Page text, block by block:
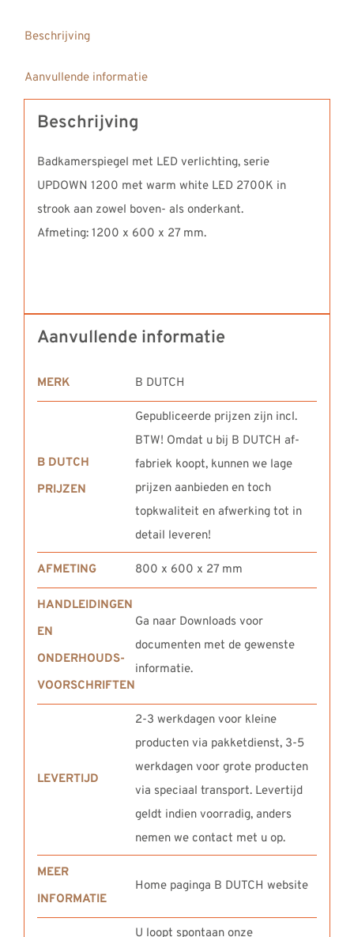
UPDOWN
aantal
Beschrijving
Aanvullende informatie
Beschrijving
Badkamerspiegel met LED verlichting, serie
UPDOWN 1200 met warm white LED 2700K in
strook aan zowel boven- als onderkant.
Afmeting: 1200 x 600 x 27 mm.
Aanvullende informatie
MERK B DUTCH
B DUTCH
PRIJZEN
Gepubliceerde prijzen zijn incl.
BTW! Omdat u bij B DUTCH af-
fabriek koopt, kunnen we lage
prijzen aanbieden en toch
topkwaliteit en afwerking tot in
detail leveren!
AFMETING 800 x 600 x 27 mm
HANDLEIDINGEN
EN
ONDERHOUDS-
VOORSCHRIFTEN
Ga naar Downloads voor
documenten met de gewenste
informatie.
LEVERTIJD
2-3 werkdagen voor kleine
producten via pakketdienst, 3-5
werkdagen voor grote producten
via speciaal transport. Levertijd
geldt indien voorradig, anders
nemen we contact met u op.
MEER
INFORMATIE
Home paginga B DUTCH website
U loopt spontaan onze